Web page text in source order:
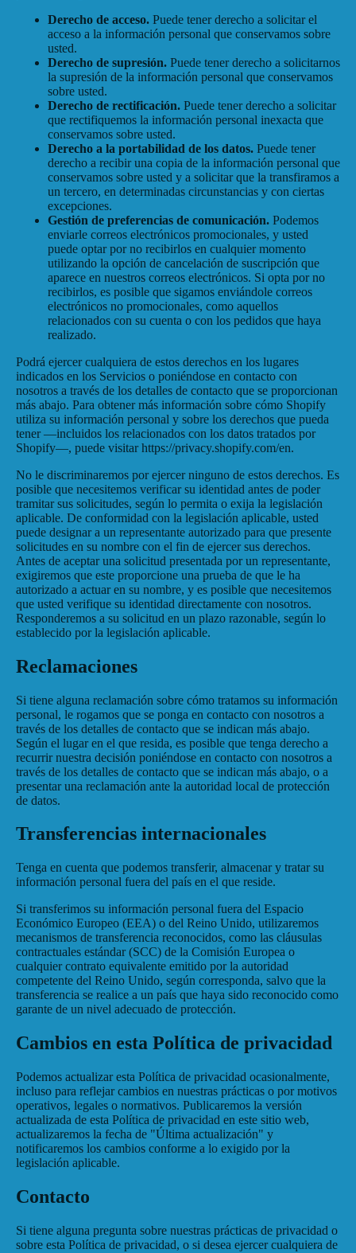
Derecho de acceso. Puede tener derecho a solicitar el
acceso a la información personal que conservamos sobre
usted.
Derecho de supresión. Puede tener derecho a solicitarnos
la supresión de la información personal que conservamos
sobre usted.
Derecho de rectificación. Puede tener derecho a solicitar
que rectifiquemos la información personal inexacta que
conservamos sobre usted.
Derecho a la portabilidad de los datos. Puede tener
derecho a recibir una copia de la información personal que
conservamos sobre usted y a solicitar que la transfiramos a
un tercero, en determinadas circunstancias y con ciertas
excepciones.
Gestión de preferencias de comunicación. Podemos
enviarle correos electrónicos promocionales, y usted
puede optar por no recibirlos en cualquier momento
utilizando la opción de cancelación de suscripción que
aparece en nuestros correos electrónicos. Si opta por no
recibirlos, es posible que sigamos enviándole correos
electrónicos no promocionales, como aquellos
relacionados con su cuenta o con los pedidos que haya
realizado.
Podrá ejercer cualquiera de estos derechos en los lugares
indicados en los Servicios o poniéndose en contacto con
nosotros a través de los detalles de contacto que se proporcionan
más abajo. Para obtener más información sobre cómo Shopify
utiliza su información personal y sobre los derechos que pueda
tener —incluidos los relacionados con los datos tratados por
Shopify—, puede visitar https://privacy.shopify.com/en.
No le discriminaremos por ejercer ninguno de estos derechos. Es
posible que necesitemos verificar su identidad antes de poder
tramitar sus solicitudes, según lo permita o exija la legislación
aplicable. De conformidad con la legislación aplicable, usted
puede designar a un representante autorizado para que presente
solicitudes en su nombre con el fin de ejercer sus derechos.
Antes de aceptar una solicitud presentada por un representante,
exigiremos que este proporcione una prueba de que le ha
autorizado a actuar en su nombre, y es posible que necesitemos
que usted verifique su identidad directamente con nosotros.
Responderemos a su solicitud en un plazo razonable, según lo
establecido por la legislación aplicable.
Reclamaciones
Si tiene alguna reclamación sobre cómo tratamos su información
personal, le rogamos que se ponga en contacto con nosotros a
través de los detalles de contacto que se indican más abajo.
Según el lugar en el que resida, es posible que tenga derecho a
recurrir nuestra decisión poniéndose en contacto con nosotros a
través de los detalles de contacto que se indican más abajo, o a
presentar una reclamación ante la autoridad local de protección
de datos.
Transferencias internacionales
Tenga en cuenta que podemos transferir, almacenar y tratar su
información personal fuera del país en el que reside.
Si transferimos su información personal fuera del Espacio
Económico Europeo (EEA) o del Reino Unido, utilizaremos
mecanismos de transferencia reconocidos, como las cláusulas
contractuales estándar (SCC) de la Comisión Europea o
cualquier contrato equivalente emitido por la autoridad
competente del Reino Unido, según corresponda, salvo que la
transferencia se realice a un país que haya sido reconocido como
garante de un nivel adecuado de protección.
Cambios en esta Política de privacidad
Podemos actualizar esta Política de privacidad ocasionalmente,
incluso para reflejar cambios en nuestras prácticas o por motivos
operativos, legales o normativos. Publicaremos la versión
actualizada de esta Política de privacidad en este sitio web,
actualizaremos la fecha de "Última actualización" y
notificaremos los cambios conforme a lo exigido por la
legislación aplicable.
Contacto
Si tiene alguna pregunta sobre nuestras prácticas de privacidad o
sobre esta Política de privacidad, o si desea ejercer cualquiera de